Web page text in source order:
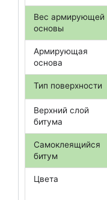
Вес армирующей
основы
Армирующая
основа
Тип поверхности
Верхний слой
битума
Самоклеящийся
битум
Цвета